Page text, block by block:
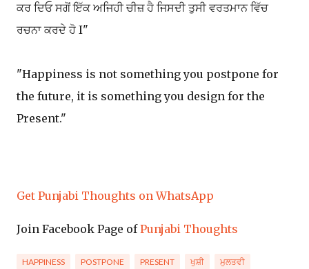
ਕਰ ਦਿਓ ਸਗੋਂ ਇੱਕ ਅਜਿਹੀ ਚੀਜ਼ ਹੈ ਜਿਸਦੀ ਤੁਸੀ ਵਰਤਮਾਨ ਵਿੱਚ
ਰਚਨਾ ਕਰਦੇ ਹੋ I"
"Happiness is not something you postpone for
the future, it is something you design for the
Present."
Get Punjabi Thoughts on WhatsApp
Join Facebook Page ofPunjabi Thoughts
HAPPINESS POSTPONE PRESENT ਖੁਸ਼ੀ ਮੁਲਤਵੀ